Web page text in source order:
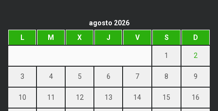
agosto 2026
L
M X J V S D
1 2
3 4 5 6 7 8 9
10 11 12 13 14 15 16